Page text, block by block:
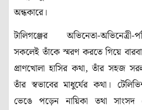
অন্ধকারে।
টালিগঞ্জের অভিনেতা-অভিনেত্রী-
সকলেই তাঁকে স্মরণ করতে গিয়ে
প্রাণখোলা হাসির কথা, তাঁর সহজ
তাঁর স্বভাবের মাধুর্যের কথা।
ভেঙে পড়েন নায়িকা তথা সাংসদ